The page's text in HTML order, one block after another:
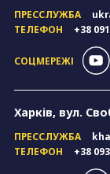
ПРЕССЛУЖБА
ТЕЛЕФОН
+38
СОЦМЕРЕЖІ
Харків, вул.
ПРЕССЛУЖБА
ТЕЛЕФОН
+38